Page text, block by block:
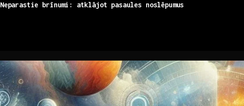
Neparastie brīnumi: atklājot pasaules noslēpumus